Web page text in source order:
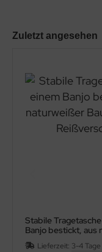
Zuletzt angesehen
Stabile
Banjo bestickt, aus
Baumwolle mit
Lieferzeit: 3-4 Tage